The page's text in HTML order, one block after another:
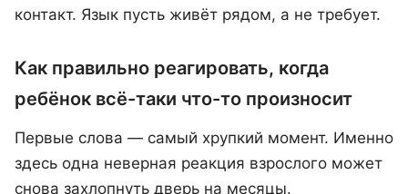
контакт. Язык пусть живёт рядом, а не требует.
Как правильно реагировать, когда
ребёнок всё-таки что-то произносит
Первые слова — самый хрупкий момент. Именно
здесь одна неверная реакция взрослого может
снова захлопнуть дверь на месяцы.